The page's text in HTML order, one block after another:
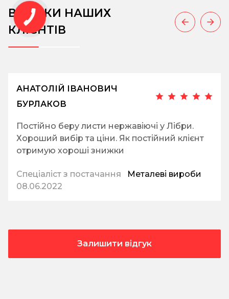
ВІДГУКИ НАШИХ
КЛІЄНТІВ
АНАТОЛІЙ ІВАНОВИЧ
БУРЛАКОВ
Постійно беру листи нержавіючі у Лібри.
Хороший вибір та ціни. Як постійний клієнт
отримую хороші знижки
08.06.2022
Спеціаліст з постачання Металеві вироби
Залишити відгук